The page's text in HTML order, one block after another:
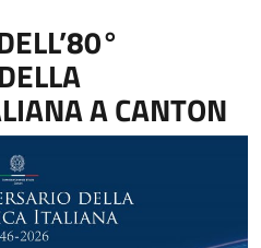
A CANTON